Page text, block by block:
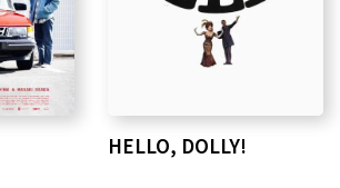
HELLO, DOLLY!